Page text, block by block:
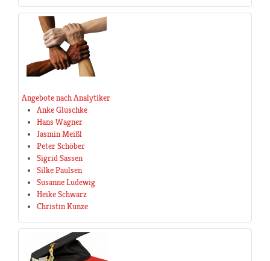
Angebote nach Analytiker
Anke Gluschke
Hans Wagner
Jasmin Meißl
Peter Schöber
Sigrid Sassen
Silke Paulsen
Susanne Ludewig
Heike Schwarz
Christin Kunze